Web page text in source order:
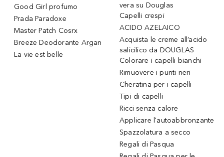
Good Girl profumo
Prada Paradoxe
Master Patch Cosrx
Breeze Deodorante Argan
La vie est belle
vera su Douglas
Capelli crespi
ACIDO AZELAICO
Acquista le creme all’acido
salicilico da DOUGLAS
Colorare i capelli bianchi
Rimuovere i punti neri
Cheratina per i capelli
Tipi di capelli
Ricci senza calore
Applicare l'autoabbronzante
Spazzolatura a secco
Regali di Pasqua